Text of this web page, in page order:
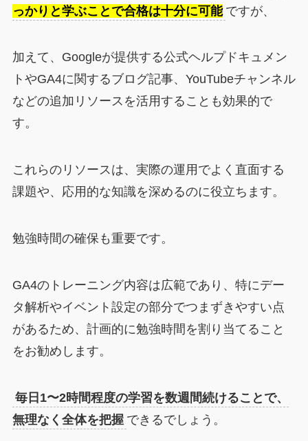
っかりと学ぶことで合格は十分に可能 ですが、
加えて、Googleが提供する公式ヘルプドキュメン
トやGA4に関するブログ記事、YouTubeチャンネル
などの追加リソースを活用することも効果的で
す。
これらのリソースは、実際の運用でよく直面する
課題や、応用的な知識を深めるのに役立ちます。
勉強時間の確保も重要です。
GA4のトレーニング内容は広範であり、特にデー
タ解析やイベント設定の部分でつまずきやすい点
があるため、計画的に勉強時間を割り当てること
をお勧めします。
毎日1〜2時間程度の学習を数週間続けることで、
無理なく全体を把握 できるでしょう。